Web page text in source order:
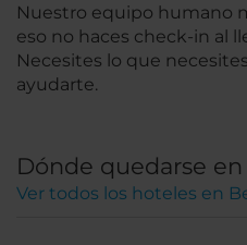
Nuestro equipo humano
eso no haces check-in al
Necesites lo que
ayudarte.
Dónde quedarse
Ver todos los hoteles en